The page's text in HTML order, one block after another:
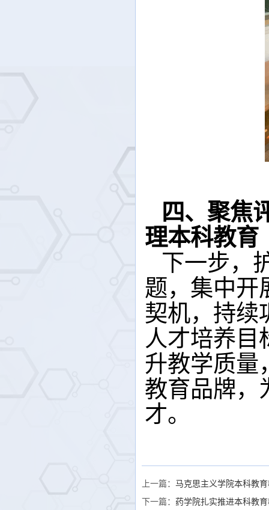
四、 聚焦
理本科教育
下一步，
题，集中开
契机，持续
人才培养目
升教学质量
教育品牌，
才。
上一篇： 马克思主义学院本科教
下一篇： 药学院扎实推进本科教